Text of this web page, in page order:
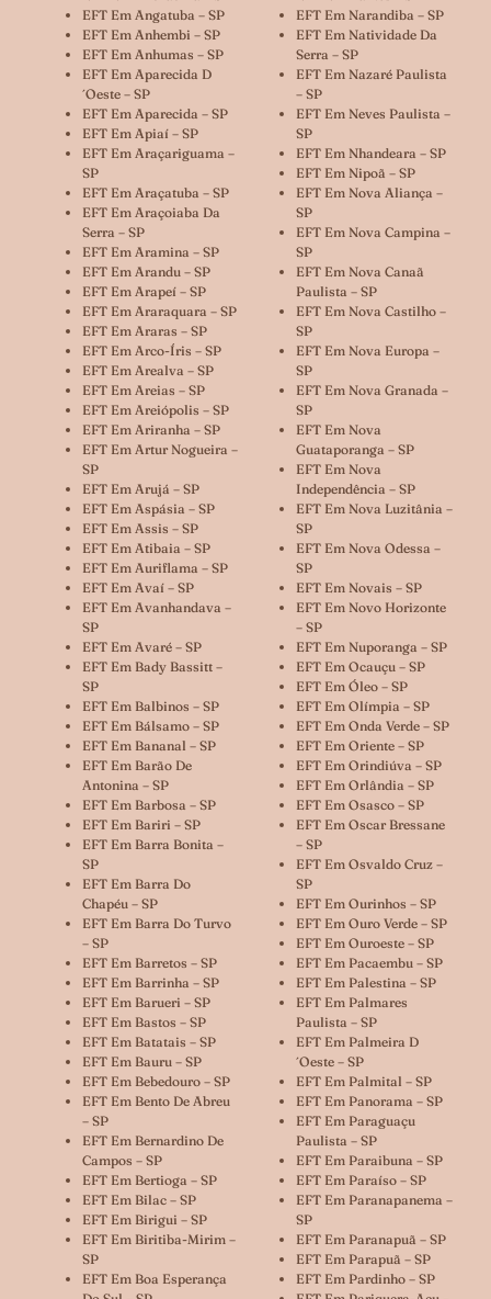
EFT Em Angatuba – SP
EFT Em Anhembi – SP
EFT Em Anhumas – SP
EFT Em Aparecida D
´oeste – SP
EFT Em Aparecida – SP
EFT Em Apiaí – SP
EFT Em Araçariguama –
SP
EFT Em Araçatuba – SP
EFT Em Araçoiaba Da
Serra – SP
EFT Em Aramina – SP
EFT Em Arandu – SP
EFT Em Arapeí – SP
EFT Em Araraquara – SP
EFT Em Araras – SP
EFT Em Arco-Íris – SP
EFT Em Arealva – SP
EFT Em Areias – SP
EFT Em Areiópolis – SP
EFT Em Ariranha – SP
EFT Em Artur Nogueira –
SP
EFT Em Arujá – SP
EFT Em Aspásia – SP
EFT Em Assis – SP
EFT Em Atibaia – SP
EFT Em Auriflama – SP
EFT Em Avaí – SP
EFT Em Avanhandava –
SP
EFT Em Avaré – SP
EFT Em Bady Bassitt –
SP
EFT Em Balbinos – SP
EFT Em Bálsamo – SP
EFT Em Bananal – SP
EFT Em Barão De
Antonina – SP
EFT Em Barbosa – SP
EFT Em Bariri – SP
EFT Em Barra Bonita –
SP
EFT Em Barra Do
Chapéu – SP
EFT Em Barra Do Turvo
– SP
EFT Em Barretos – SP
EFT Em Barrinha – SP
EFT Em Barueri – SP
EFT Em Bastos – SP
EFT Em Batatais – SP
EFT Em Bauru – SP
EFT Em Bebedouro – SP
EFT Em Bento De Abreu
– SP
EFT Em Bernardino De
Campos – SP
EFT Em Bertioga – SP
EFT Em Bilac – SP
EFT Em Birigui – SP
EFT Em Biritiba-Mirim –
SP
EFT Em Boa Esperança
EFT Em Narandiba – SP
EFT Em Natividade Da
Serra – SP
EFT Em Nazaré Paulista
– SP
EFT Em Neves Paulista –
SP
EFT Em Nhandeara – SP
EFT Em Nipoã – SP
EFT Em Nova Aliança –
SP
EFT Em Nova Campina –
SP
EFT Em Nova Canaã
Paulista – SP
EFT Em Nova Castilho –
SP
EFT Em Nova Europa –
SP
EFT Em Nova Granada –
SP
EFT Em Nova
Guataporanga – SP
EFT Em Nova
Independência – SP
EFT Em Nova Luzitânia –
SP
EFT Em Nova Odessa –
SP
EFT Em Novais – SP
EFT Em Novo Horizonte
– SP
EFT Em Nuporanga – SP
EFT Em Ocauçu – SP
EFT Em Óleo – SP
EFT Em Olímpia – SP
EFT Em Onda Verde – SP
EFT Em Oriente – SP
EFT Em Orindiúva – SP
EFT Em Orlândia – SP
EFT Em Osasco – SP
EFT Em Oscar Bressane
– SP
EFT Em Osvaldo Cruz –
SP
EFT Em Ourinhos – SP
EFT Em Ouro Verde – SP
EFT Em Ouroeste – SP
EFT Em Pacaembu – SP
EFT Em Palestina – SP
EFT Em Palmares
Paulista – SP
EFT Em Palmeira D
´oeste – SP
EFT Em Palmital – SP
EFT Em Panorama – SP
EFT Em Paraguaçu
Paulista – SP
EFT Em Paraibuna – SP
EFT Em Paraíso – SP
EFT Em Paranapanema –
SP
EFT Em Paranapuã – SP
EFT Em Parapuã – SP
EFT Em Pardinho – SP